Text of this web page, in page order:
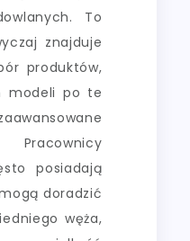
To
znajduje
produktów,
modeli po te
Pracownicy
posiadają
doradzić
węża,